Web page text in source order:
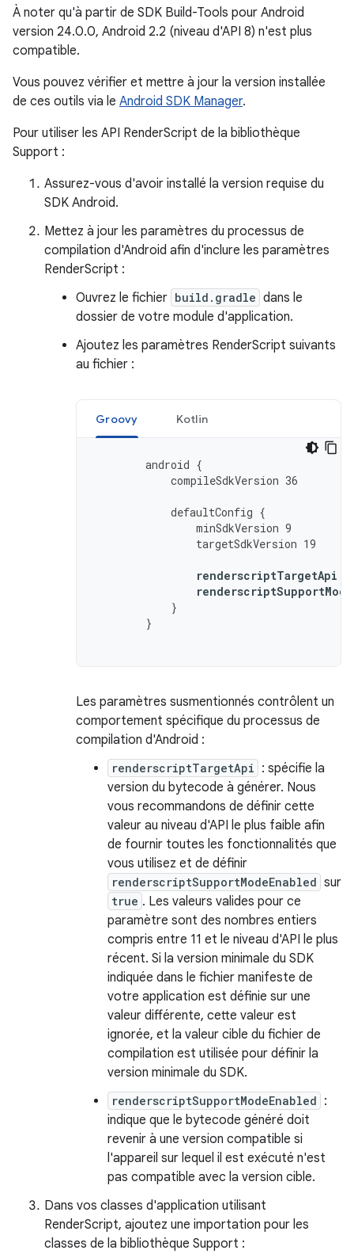
À noter qu'à partir de SDK Build-Tools pour Android
version 24.0.0, Android 2.2 (niveau d'API 8) n'est plus
compatible.
Vous pouvez vérifier et mettre à jour la version installée
de ces outils via le Android SDK Manager.
Pour utiliser les API RenderScript de la bibliothèque
Support :
Assurez-vous d'avoir installé la version requise du
SDK Android.
Mettez à jour les paramètres du processus de
compilation d'Android afin d'inclure les paramètres
RenderScript :
Ouvrez le fichier build.gradle dans le
dossier de votre module d'application.
Ajoutez les paramètres RenderScript suivants
au fichier :
Groovy Kotlin
android {
compileSdkVersion 36
defaultConfig {
minSdkVersion 9
targetSdkVersion 19
renderscriptTargetApi
}
}
Les paramètres susmentionnés contrôlent un
comportement spécifique du processus de
compilation d'Android :
renderscriptTargetApi : spécifie la
version du bytecode à générer. Nous
vous recommandons de définir cette
valeur au niveau d'API le plus faible afin
de fournir toutes les fonctionnalités que
vous utilisez et de définir
renderscriptSupportModeEnabled sur
true . Les valeurs valides pour ce
paramètre sont des nombres entiers
compris entre 11 et le niveau d'API le plus
récent. Si la version minimale du SDK
indiquée dans le fichier manifeste de
votre application est définie sur une
valeur différente, cette valeur est
ignorée, et la valeur cible du fichier de
compilation est utilisée pour définir la
version minimale du SDK.
renderscriptSupportModeEnabled :
indique que le bytecode généré doit
revenir à une version compatible si
l'appareil sur lequel il est exécuté n'est
pas compatible avec la version cible.
Dans vos classes d'application utilisant
RenderScript, ajoutez une importation pour les
classes de la bibliothèque Support :